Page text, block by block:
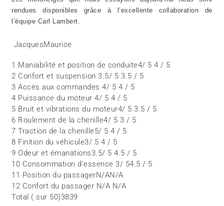
rendues disponibles grâce à l’excellente collaboration de
l’équipe Carl Lambert.
JacquesMaurice
1 Maniabilité et position de conduite4/ 5 4 / 5
2 Confort et suspension 3.5/ 5 3.5 / 5
3 Accès aux commandes 4/ 5 4 / 5
4 Puissance du moteur 4/ 5 4 / 5
5 Bruit et vibrations du moteur4/ 5 3.5 / 5
6 Roulement de la chenille4/ 5 3 / 5
7 Traction de la chenille5/ 5 4 / 5
8 Finition du véhicule3/ 5 4 / 5
9 Odeur et émanations3.5/ 5 4.5 / 5
10 Consommation d’essence 3/ 54.5 / 5
11 Position du passagerN/AN/A
12 Confort du passager N/A N/A
Total ( sur 50)3839